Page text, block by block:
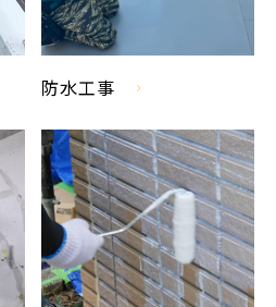
防水工事